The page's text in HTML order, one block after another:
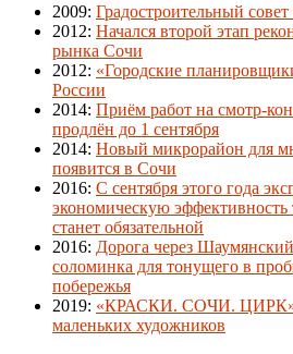
2009: Градостроительный совет
2012: Начался второй этап
рынка Сочи
2012: «Городские
России
2014: Приём работ на смотр-
продлён до 1 сентября
2014: Новый микрорайон для
появится в Сочи
2016: С сентября этого года
экономическую
станет обязательной
2016: Дорога через
соломинка для тонущего в
побережья
2019: «КРАСКИ. СОЧИ. ЦИРК»
маленьких художников